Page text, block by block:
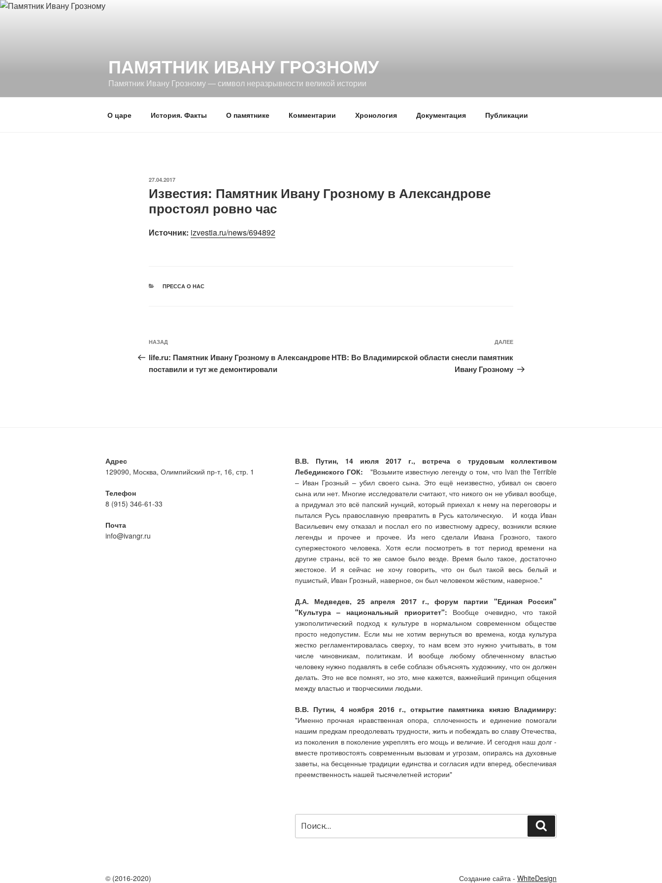
Перейти
ПАМЯТНИК ИВАНУ ГРОЗНОМУ
Памятник Ивану Грозному — символ неразрывности великой истории
О царе История. Факты О памятнике Комментарии Хронология Документация Публикации
ОПУБЛИКОВАНО
27.04.2017
Известия: Памятник Ивану Грозному в Александрове
простоял ровно час
Источник: izvestia.ru/news/694892
РУБРИКИ
ПРЕССА О НАС
Навигация
по
записям
Предыдущая
запись:
НАЗАД
life.ru: Памятник Ивану Грозному в Александрове
поставили и тут же демонтировали
ДАЛЕЕ
НТВ: Во Владимирской области снесли памятник
Ивану Грозному
Адрес
129090, Москва, Олимпийский пр-т, 16, стр. 1
Телефон
8 (915) 346-61-33
Почта
info@ivangr.ru
В.В. Путин, 14 июля 2017 г., встреча с трудовым коллективом
Лебединского ГОК: "Возьмите известную легенду о том, что Ivan the Terrible
– Иван Грозный – убил своего сына. Это ещё неизвестно, убивал он своего
сына или нет. Многие исследователи считают, что никого он не убивал вообще,
а придумал это всё папский нунций, который приехал к нему на переговоры и
пытался Русь православную превратить в Русь католическую. И когда Иван
Васильевич ему отказал и послал его по известному адресу, возникли всякие
легенды и прочее и прочее. Из него сделали Ивана Грозного, такого
супержестокого человека. Хотя если посмотреть в тот период времени на
другие страны, всё то же самое было везде. Время было такое, достаточно
жестокое. И я сейчас не хочу говорить, что он был такой весь белый и
пушистый, Иван Грозный, наверное, он был человеком жёстким, наверное."
Д.А. Медведев, 25 апреля 2017 г., форум партии "Единая Россия"
"Культура – национальный приоритет": Вообще очевидно, что такой
узкополитический подход к культуре в нормальном современном обществе
просто недопустим. Если мы не хотим вернуться во времена, когда культура
жестко регламентировалась сверху, то нам всем это нужно учитывать, в том
числе чиновникам, политикам. И вообще любому облеченному властью
человеку нужно подавлять в себе соблазн объяснять художнику, что он должен
делать. Это не все помнят, но это, мне кажется, важнейший принцип общения
между властью и творческими людьми.
В.В. Путин, 4 ноября 2016 г., открытие памятника князю Владимиру:
"Именно прочная нравственная опора, сплоченность и единение помогали
нашим предкам преодолевать трудности, жить и побеждать во славу Отечества,
из поколения в поколение укреплять его мощь и величие. И сегодня наш долг -
вместе противостоять современным вызовам и угрозам, опираясь на духовные
заветы, на бесценные традиции единства и согласия идти вперед, обеспечивая
преемственность нашей тысячелетней истории"
© (2016-2020) Создание сайта - WhiteDesign